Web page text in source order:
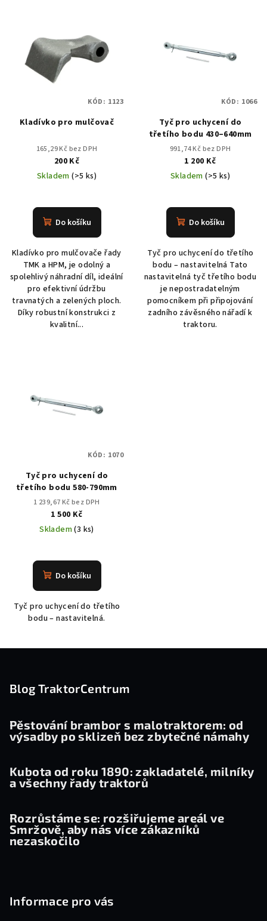
Kladívko pro mulčovač
165,29 Kč bez DPH
200 Kč
Skladem(>5 ks)
Do košíku
Kladívko pro mulčovače řady
TMK a HPM, je odolný a
spolehlivý náhradní díl, ideální
pro efektivní údržbu
travnatých a zelených ploch.
Díky robustní konstrukci z
kvalitní...
KÓD: 1123
Tyč pro uchycení do
třetího bodu 430–640mm
991,74 Kč bez DPH
1 200 Kč
Skladem(>5 ks)
Do košíku
Tyč pro uchycení do třetího
bodu – nastavitelná Tato
nastavitelná tyč třetího bodu
je nepostradatelným
pomocníkem při připojování
zadního závěsného nářadí k
traktoru.
KÓD: 1066
Tyč pro uchycení do
třetího bodu 580-790mm
1 239,67 Kč bez DPH
1 500 Kč
Skladem(3 ks)
Do košíku
Tyč pro uchycení do třetího
bodu – nastavitelná.
KÓD: 1070
Blog TraktorCentrum
Pěstování brambor s malotraktorem: od
výsadby po sklizeň bez zbytečné námahy
Kubota od roku 1890: zakladatelé, milníky
a všechny řady traktorů
Rozrůstáme se: rozšiřujeme areál ve
Smržově, aby nás více zákazníků
nezaskočilo
Informace pro vás